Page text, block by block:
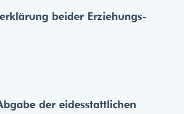
beider Erziehungs­
der eides­stattlichen